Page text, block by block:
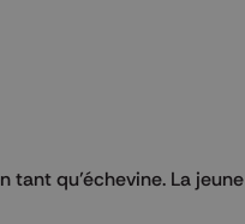
qu’échevine. La jeune